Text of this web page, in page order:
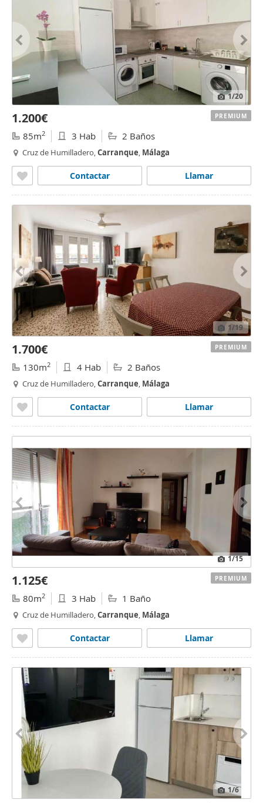
1/20
1.200€
85m2 3 Hab 2 Baños
Cruz de Humilladero,Carranque, Málaga
Llamar
Contactar
PREMIUM
1/19
1.700€
130m2 4 Hab 2 Baños
Cruz de Humilladero,Carranque, Málaga
Llamar
Contactar
PREMIUM
1/15
1.125€
80m2 3 Hab 1 Baño
Cruz de Humilladero,Carranque, Málaga
Llamar
Contactar
PREMIUM
1/6